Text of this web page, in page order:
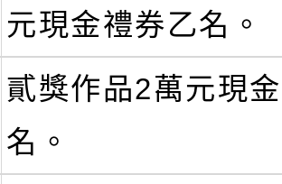
元現金禮券乙名。
貳獎作品2萬元現
名。